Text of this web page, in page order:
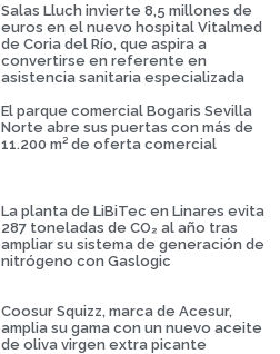
Salas Lluch invierte 8,5 millones de
euros en el nuevo hospital Vitalmed
de Coria del Río, que aspira a
convertirse en referente en
asistencia sanitaria especializada
El parque comercial Bogaris Sevilla
Norte abre sus puertas con más de
11.200 m² de oferta comercial
La planta de LiBiTec en Linares evita
287 toneladas de CO₂ al año tras
ampliar su sistema de generación de
nitrógeno con Gaslogic
Coosur Squizz, marca de Acesur,
amplia su gama con un nuevo aceite
de oliva virgen extra picante